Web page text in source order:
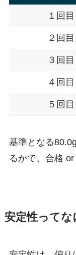
１回目
２回目
３回目
４回目
５回目
基準となる
るかで、合格 or
安定性ってな